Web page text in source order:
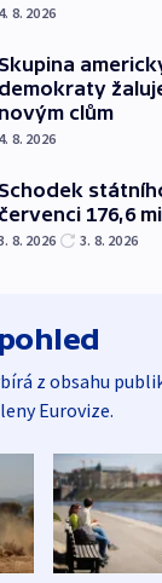
4. 8. 2026
Skupina
demokraty
novým clům
4. 8. 2026
Schodek
červenci 176,6
8. 2026 3. 8. 2026
z obsahu
Eurovize.